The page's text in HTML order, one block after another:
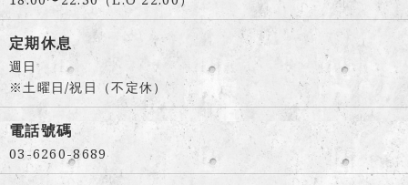
定期休息
週日
※土曜日/祝日（不定休）
電話號碼
03-6260-8689